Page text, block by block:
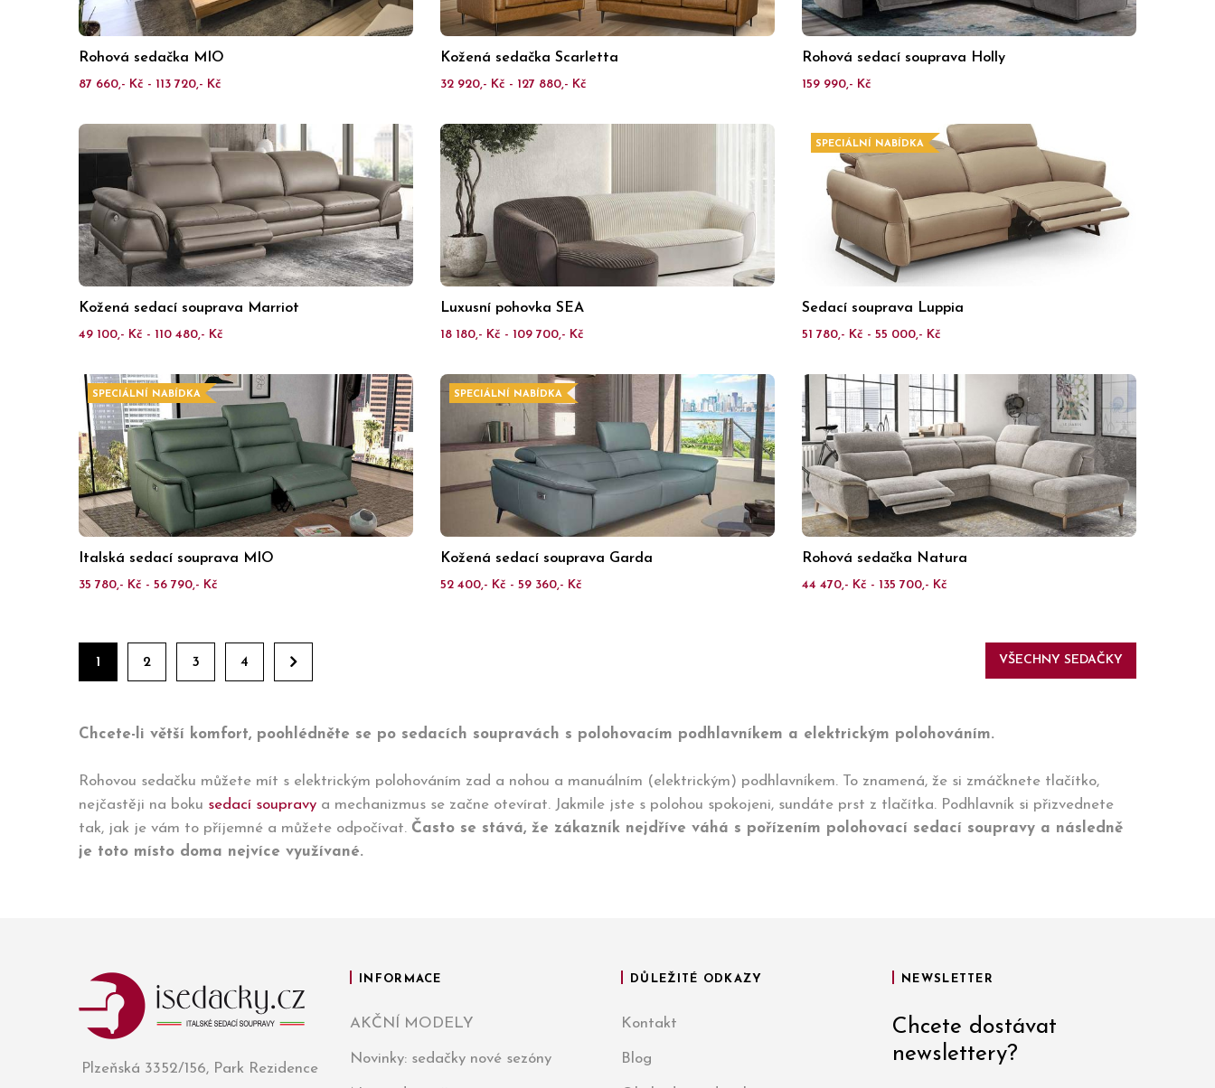
Rohová sedačka MIO
87 660,- Kč - 113 720,- Kč
Kožená sedačka Scarletta
32 920,- Kč - 127 880,- Kč
Rohová sedací souprava Holly
159 990,- Kč
Kožená sedací souprava Marriot
49 100,- Kč - 110 480,- Kč
Luxusní pohovka SEA
18 180,- Kč - 109 700,- Kč
SPECIÁLNÍ NABÍDKA
Sedací souprava Luppia
51 780,- Kč - 55 000,- Kč
SPECIÁLNÍ NABÍDKA
Italská sedací souprava MIO
35 780,- Kč - 56 790,- Kč
SPECIÁLNÍ NABÍDKA
Kožená sedací souprava Garda
52 400,- Kč - 59 360,- Kč
Rohová sedačka Natura
44 470,- Kč - 135 700,- Kč
1 2 3 4 VŠECHNY SEDAČKY
Chcete-li větší komfort, poohlédněte se po sedacích soupravách s polohovacím podhlavníkem a elektrickým polohováním.
Rohovou sedačku můžete mít s elektrickým polohováním zad a nohou a manuálním (elektrickým) podhlavníkem. To znamená, že si zmáčknete tlačítko,
nejčastěji na boku sedací soupravy a mechanizmus se začne otevírat. Jakmile jste s polohou spokojeni, sundáte prst z tlačítka. Podhlavník si přizvednete
tak, jak je vám to příjemné a můžete odpočívat. Často se stává, že zákazník nejdříve váhá s pořízením polohovací sedací soupravy a následně
je toto místo doma nejvíce využívané.
Plzeňská 3352/156, Park Rezidence
INFORMACE
AKČNÍ MODELY
Novinky: sedačky nové sezóny
DŮLEŽITÉ ODKAZY
Kontakt
Blog
NEWSLETTER
Chcete dostávat
newslettery?